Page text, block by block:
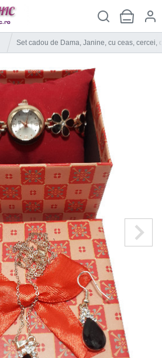
Set cadou de Dama, Janine, cu ceas, cercei,